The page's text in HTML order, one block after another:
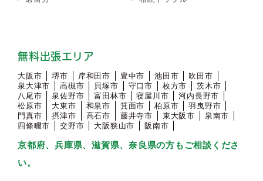
無料出張エリア
大阪市 堺市 岸和田市 豊中市 池田市
吹田市
泉大津市
高槻市 貝塚市 守口市 枚方市
茨木市
八尾市
泉佐野市 富田林市 寝屋川市
河内長野市
松原市
大東市 和泉市 箕面市 柏原市
羽曳野市
門真市
摂津市 高石市 藤井寺市 東大阪市
泉南市
四條畷市
交野市 大阪狭山市 阪南市
京都府、兵庫県、滋賀県、奈良県の方もご相談くださ
い。